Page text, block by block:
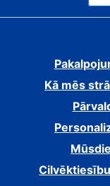
Kā mēs